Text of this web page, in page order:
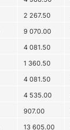
2 267.50
9 070.00
4 081.50
1 360.50
4 081.50
4 535.00
907.00
13 605.00